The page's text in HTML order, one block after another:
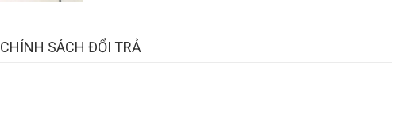
CHÍNH SÁCH ĐỔI TRẢ